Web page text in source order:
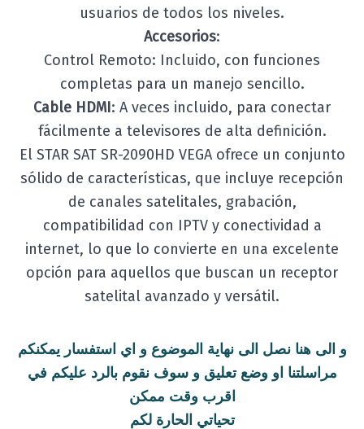
usuarios de todos los niveles.
Accesorios:
Control Remoto: Incluido, con funciones
completas para un manejo sencillo.
Cable HDMI: A veces incluido, para conectar
fácilmente a televisores de alta definición.
El STAR SAT SR-2090HD VEGA ofrece un conjunto
sólido de características, que incluye recepción
de canales satelitales, grabación,
compatibilidad con IPTV y conectividad a
internet, lo que lo convierte en una excelente
opción para aquellos que buscan un receptor
satelital avanzado y versátil.
و الى هنا نصل الى نهاية الموضوع و اي استفسار يمكنكم
مراسلتنا او وضع تعليق و سوف نقوم بالرد عليكم في
اقرب وقت ممكن
تحياتي الحارة لكم